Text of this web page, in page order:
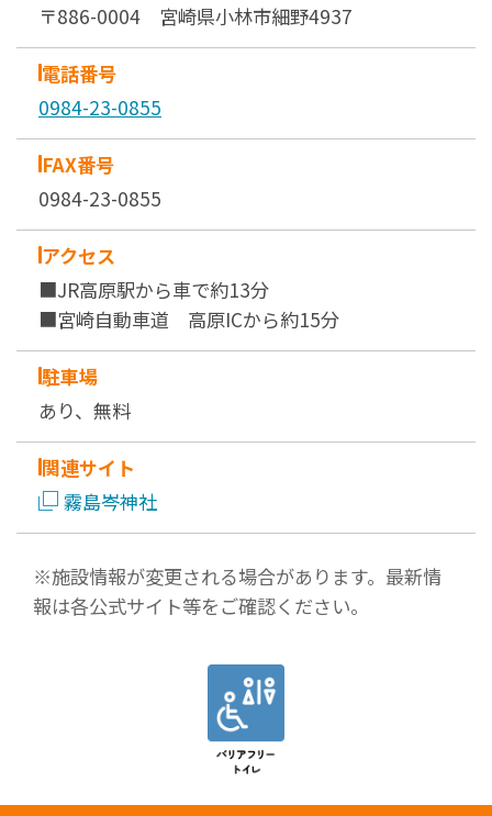
〒886-0004 宮崎県小林市細野4937
電話番号
0984-23-0855
FAX番号
0984-23-0855
アクセス
■JR高原駅から車で約13分
■宮崎自動車道 高原ICから約15分
駐車場
あり、無料
関連サイト
霧島岑神社
※施設情報が変更される場合があります。最新情
報は各公式サイト等をご確認ください。